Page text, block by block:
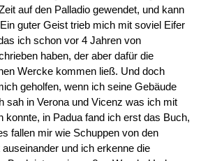
auf den Palladio gewendet, und kann
guter Geist trieb mich mit soviel Eifer
ich schon vor 4 Jahren von
haben, der aber dafür die
Wercke kommen ließ. Und doch
geholfen, wenn ich seine Gebäude
sah in Verona und Vicenz was ich mit
konnte, in Padua fand ich erst das Buch,
fallen mir wie Schuppen von den
und ich erkenne die